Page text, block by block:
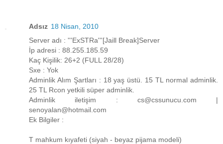
Adsız 18 Nisan, 2010
Server adı : '''ExSTRa'''[Jaill Break]Server
İp adresi : 88.255.185.59
Kaç Kişilik: 26+2 (FULL 28/28)
Sxe : Yok
Adminlik Alım Şartları : 18 yaş üstü. 15 TL normal adminlik.
25 TL Rcon yetkili süper adminlik.
Adminlik iletişim : cs@cssunucu.com |
senoyalan@hotmail.com
Ek Bilgiler :
T mahkum kıyafeti (siyah - beyaz pijama modeli)